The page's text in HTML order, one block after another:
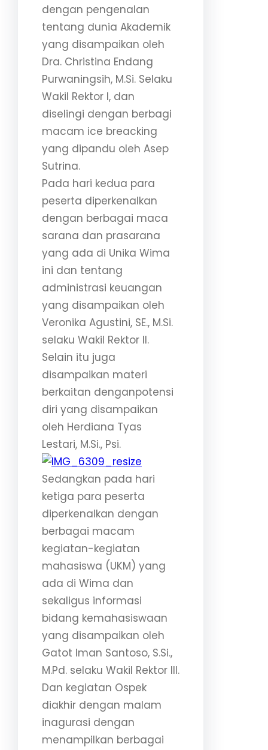
dengan pengenalan
tentang dunia Akademik
yang disampaikan oleh
Dra. Christina Endang
Purwaningsih, M.Si. Selaku
Wakil Rektor I, dan
diselingi dengan berbagi
macam ice breacking
yang dipandu oleh Asep
Sutrina.
Pada hari kedua para
peserta diperkenalkan
dengan berbagai maca
sarana dan prasarana
yang ada di Unika Wima
ini dan tentang
administrasi keuangan
yang disampaikan oleh
Veronika Agustini, SE., M.Si.
selaku Wakil Rektor II.
Selain itu juga
disampaikan materi
berkaitan denganpotensi
diri yang disampaikan
oleh Herdiana Tyas
Lestari, M.Si., Psi.
Sedangkan pada hari
ketiga para peserta
diperkenalkan dengan
berbagai macam
kegiatan-kegiatan
mahasiswa (UKM) yang
ada di Wima dan
sekaligus informasi
bidang kemahasiswaan
yang disampaikan oleh
Gatot Iman Santoso, S.Si.,
M.Pd. selaku Wakil Rektor III.
Dan kegiatan Ospek
diakhir dengan malam
inagurasi dengan
menampilkan berbagai